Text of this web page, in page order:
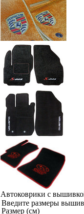
Автоковрики с
Введите размеры
Размер (см)